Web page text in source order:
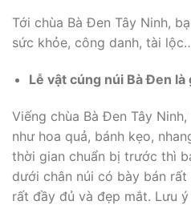
Tới chùa Bà Đen Tây Ninh,
sức khỏe, công danh, tài
Lễ vật cúng núi Bà Đen là
Viếng chùa Bà Đen Tây
như hoa quả, bánh kẹo,
thời gian chuẩn bị trước thì
dưới chân núi có bày bán
rất đầy đủ và đẹp mắt. Lưu